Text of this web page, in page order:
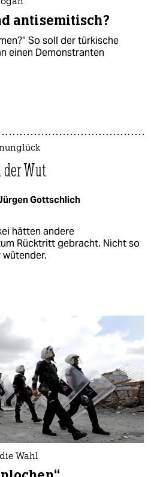
antisemitisch?
So soll der türkische
einen Demonstranten
der Wut
Gottschlich
hätten andere
Rücktritt gebracht. Nicht so
Wahl